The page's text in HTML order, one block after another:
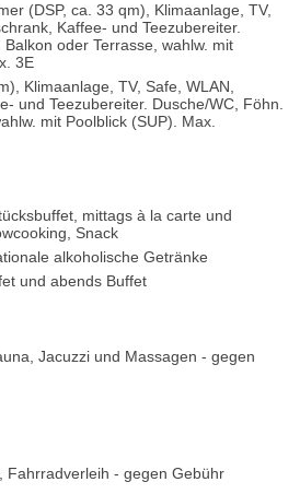
(DSP, ca. 33 qm), Klimaanlage, TV,
Kaffee- und Teezubereiter.
oder Terrasse, wahlw. mit
3E
Klimaanlage, TV, Safe, WLAN,
und Teezubereiter. Dusche/WC, Föhn.
mit Poolblick (SUP). Max.
mittags à la carte und
Snack
alkoholische Getränke
und abends Buffet
Jacuzzi und Massagen - gegen
Fahrradverleih - gegen Gebühr